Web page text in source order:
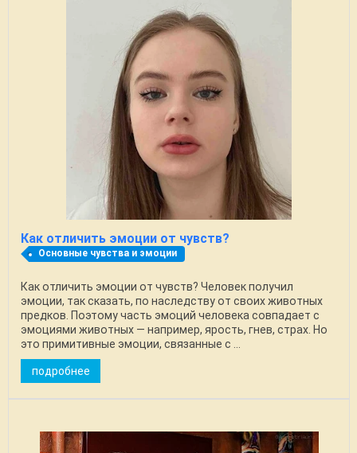
Как отличить эмоции от чувств?
Основные чувства и эмоции
Как отличить эмоции от чувств? Человек получил
эмоции, так сказать, по наследству от своих животных
предков. Поэтому часть эмоций человека совпадает с
эмоциями животных — например, ярость, гнев, страх. Но
это примитивные эмоции, связанные с ...
подробнее